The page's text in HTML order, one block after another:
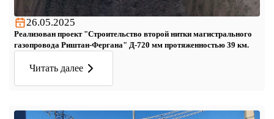
26.05.2025
Реализован проект "Строительство второй нитки магистрального
газопровода Риштан-Фергана" Д-720 мм протяженностью 39 км.
Читать далее